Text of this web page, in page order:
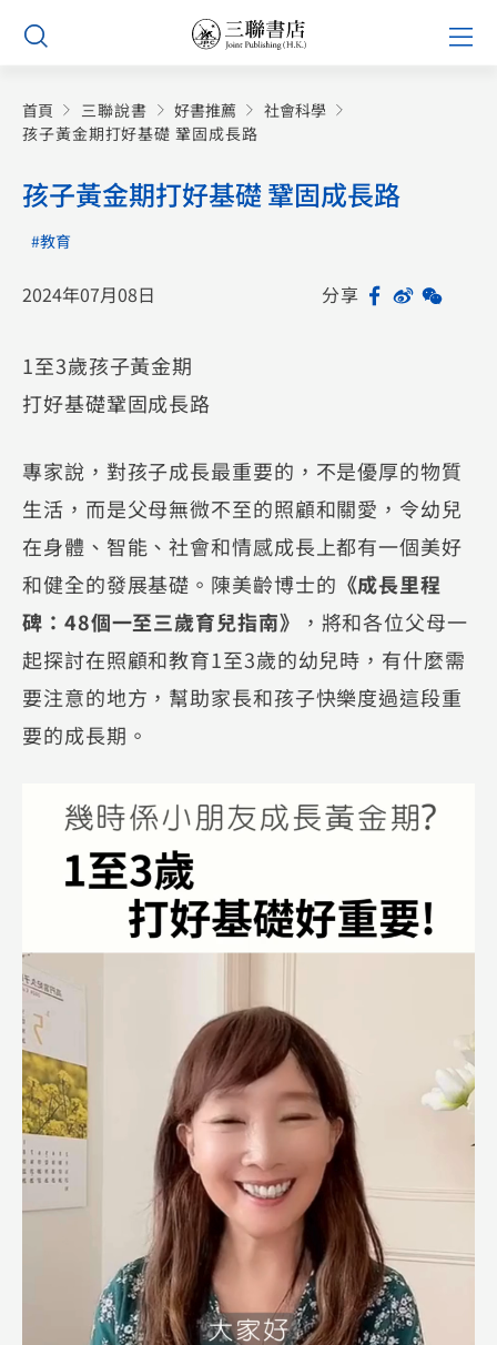
Skip
首頁 三聯說書 好書推薦
社會科學
孩子黃金期打好基礎 鞏固成長路
孩子黃金期打好基礎 鞏固成長路
#教育
2024年07月08日 分享 Facebook
Sina
1至3歲孩子黃金期
打好基礎鞏固成長路
專家說，對孩子成長最重要的，不是優厚的物質
生活，而是父母無微不至的照顧和關愛，令幼兒
在身體、智能、社會和情感成長上都有一個美好
和健全的發展基礎。陳美齡博士的 《成長里程
碑：48個一至三歲育兒指南》
，將和各位父母一
起探討在照顧和教育1至3歲的幼兒時，有什麼需
要注意的地方，幫助家長和孩子快樂度過這段重
要的成長期。